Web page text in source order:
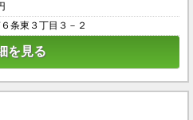
条東３丁目３－２
を見る